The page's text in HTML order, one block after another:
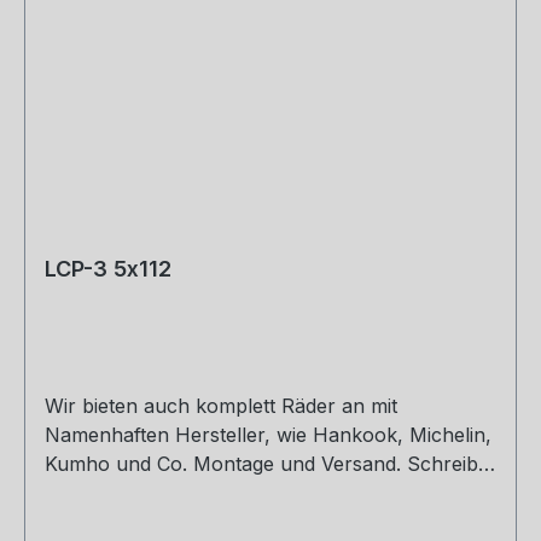
LCP-3 5x112
Wir bieten auch komplett Räder an mit
Namenhaften Hersteller, wie Hankook, Michelin,
Kumho und Co. Montage und Versand. Schreibt